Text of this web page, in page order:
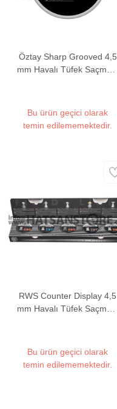
Öztay Sharp Grooved 4,5
mm Havalı Tüfek Saçması
Bu ürün geçici olarak
temin edilememektedir.
RWS Counter Display 4,5
mm Havalı Tüfek Saçması
Bu ürün geçici olarak
temin edilememektedir.